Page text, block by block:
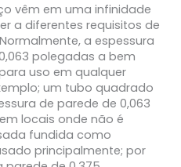
vêm em uma infinidade
a diferentes requisitos de
a espessura
polegadas a bem
uso em qualquer
um tubo quadrado
de parede de 0,063
locais onde não é
fundida como
principalmente; por